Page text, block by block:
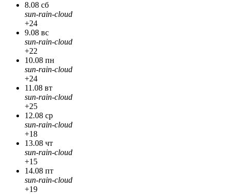
8.08 сб
sun-rain-cloud
+24
9.08 вс
sun-rain-cloud
+22
10.08 пн
sun-rain-cloud
+24
11.08 вт
sun-rain-cloud
+25
12.08 ср
sun-rain-cloud
+18
13.08 чт
sun-rain-cloud
+15
14.08 пт
sun-rain-cloud
+19